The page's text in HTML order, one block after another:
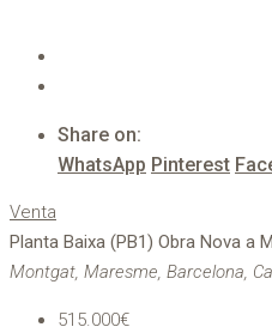
Share on:
WhatsApp Pinterest
Venta
Planta Baixa (PB1) Obra Nova a
Montgat, Maresme, Barcelona,
515.000€